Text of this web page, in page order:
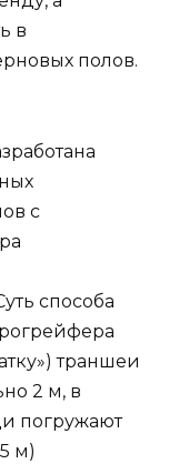
в
полов.
с
способа
траншеи
2 м, в
погружают
м)